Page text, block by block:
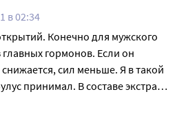
в 02:34
Конечно для мужского
гормонов. Если он
сил меньше. Я в такой
принимал. В составе экстракт
повышает выработку